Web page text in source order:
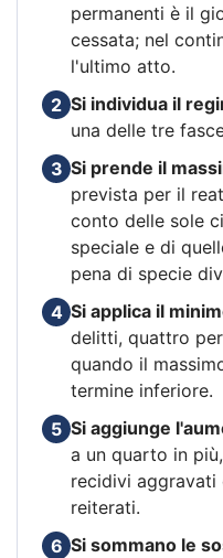
permanenti è il
cessata; nel
l'ultimo atto.
2 Si individua il
una delle tre
3 Si prende il
prevista per il
conto delle sole
speciale e di
pena di specie
4 Si applica il
delitti, quattro
quando il
termine inferiore.
5 Si aggiunge
a un quarto in
recidivi
reiterati.
6 Si sommano le